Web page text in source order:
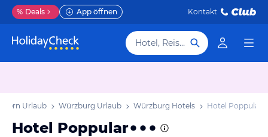
% Deals App öffnen Kontakt
Hotel, Reiseziel
Urlaub Würzburg Urlaub Würzburg Hotels Hotel Poppular
Hotel Poppular